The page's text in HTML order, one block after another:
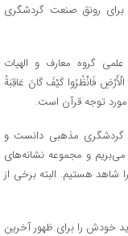
رونق صنعت گردشگری
گروه معارف و الهیات
فَانْظُرُوا کَیْفَ کَانَ عَاقِبَةُ
مورد توجه قرآن است.
گردشگری مذهبی دانست و
و مجموعه نشانه‌های
شاهد هستیم. البته برخی از
خودش را برای ظهور آخرین